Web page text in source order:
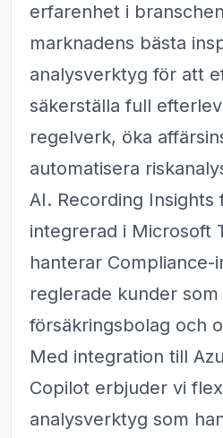
erfarenhet i
marknadens bästa
analysverktyg för att
säkerställa full
regelverk, öka
automatisera
AI. Recording Insights
integrerad i Microsoft
hanterar Compliance-
reglerade kunder som
försäkringsbolag och
Med integration till
Copilot erbjuder vi
analysverktyg som